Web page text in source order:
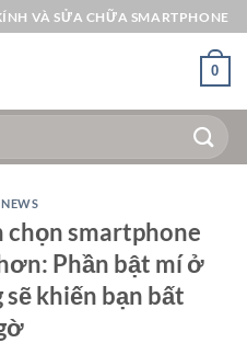
VÀ SỬA CHỮA SMARTPHONE
0
chọn smartphone
Phần bật mí ở
sẽ khiến bạn bất